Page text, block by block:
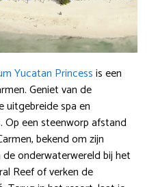
Yucatan Princessis een
Geniet van de
uitgebreide spa en
een steenworp afstand
bekend om zijn
onderwaterwereld bij het
Reef of verken de